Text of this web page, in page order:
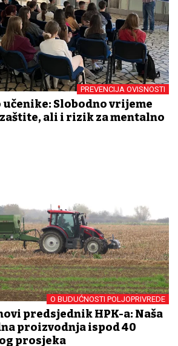
PREVENCIJA OVISNOSTI
Slobodno vrijeme
ali i rizik za mentalno
O BUDUĆNOSTI POLJOPRIVREDE
predsjednik HPK-a: Naša
proizvodnja ispod 40
prosjeka